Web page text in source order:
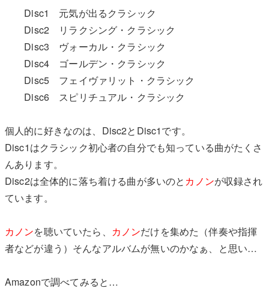
Disc1 元気が出るクラシック
Disc2 リラクシング・クラシック
Disc3 ヴォーカル・クラシック
Disc4 ゴールデン・クラシック
Disc5 フェイヴァリット・クラシック
Disc6 スピリチュアル・クラシック
個人的に好きなのは、Disc2とDisc1です。
Disc1はクラシック初心者の自分でも知っている曲がたくさ
んあります。
Disc2は全体的に落ち着ける曲が多いのと カノンが収録され
ています。
カノンを聴いていたら、 カノンだけを集めた（伴奏や指揮
者などが違う）そんなアルバムが無いのかなぁ、と思い…
Amazonで調べてみると…